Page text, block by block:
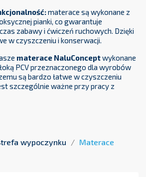
materace są wykonane z
pianki, co gwarantuje
zabawy i ćwiczeń ruchowych. Dzięki
w czyszczeniu i konserwacji.
materace NaluConceptwykonane
PCV przeznaczonego dla wyrobów
są bardzo łatwe w czyszczeniu
szczególnie ważne przy pracy z
elementom takim jak oczy,
które są ręcznie naszywane na
wypoczynku
Materace